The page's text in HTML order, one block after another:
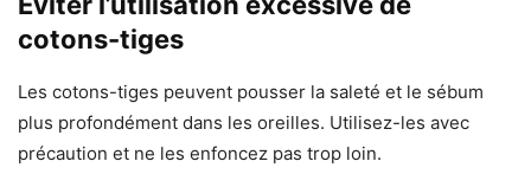
cotons-tiges
Les cotons-tiges peuvent pousser la saleté et le sébum
plus profondément dans les oreilles. Utilisez-les avec
précaution et ne les enfoncez pas trop loin.